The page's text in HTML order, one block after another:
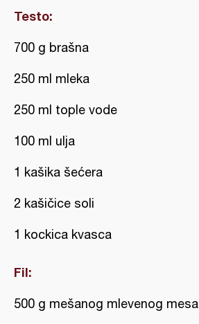
Testo:
700 g brašna
250 ml mleka
250 ml tople vode
100 ml ulja
1 kašika šećera
2 kašičice soli
1 kockica kvasca
Fil:
500 g mešanog mlevenog mesa